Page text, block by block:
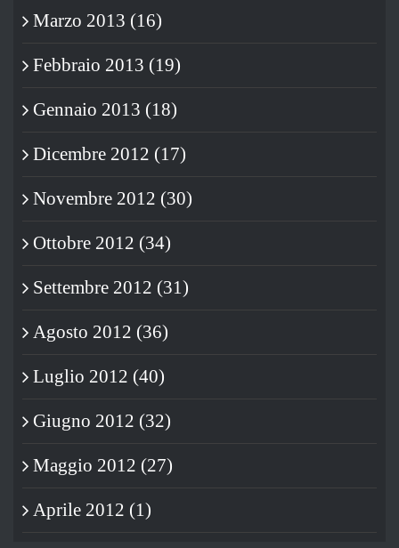
Marzo 2013 (16)
Febbraio 2013 (19)
Gennaio 2013 (18)
Dicembre 2012 (17)
Novembre 2012 (30)
Ottobre 2012 (34)
Settembre 2012 (31)
Agosto 2012 (36)
Luglio 2012 (40)
Giugno 2012 (32)
Maggio 2012 (27)
Aprile 2012 (1)